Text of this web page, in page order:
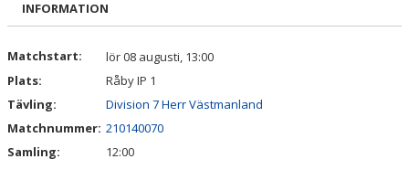
BILDGALLERI
KONTAKT
INFORMATION
Matchstart:
lör 08 augusti, 13:00
Plats:
Råby IP 1
Tävling:
Division 7 Herr Västmanland
Matchnummer: 210140070
Samling:
12:00